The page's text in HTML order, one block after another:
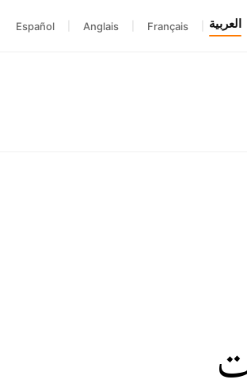
العربية Français
Anglais
Español